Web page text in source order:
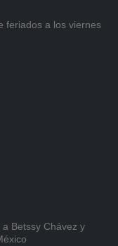
feriados a los viernes
Betssy Chávez y